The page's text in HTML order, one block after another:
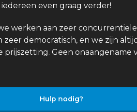
even graag verder!
werken aan zeer
zeer democratisch, en we zijn
prijszetting. Geen onaangename
Hulp nodig?